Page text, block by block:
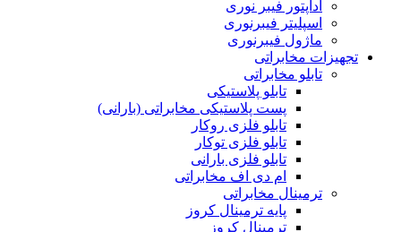
آداپتور فیبر نوری
اسپلیتر فیبرنوری
ماژول فیبرنوری
تجهیزات مخابراتی
تابلو مخابراتی
تابلو پلاستیکی
پست پلاستیکی مخابراتی (بارانی)
تابلو فلزی روکار
تابلو فلزی توکار
تابلو فلزی بارانی
ام دی اف مخابراتی
ترمینال مخابراتی
پایه ترمینال کروز
ترمینال کروز